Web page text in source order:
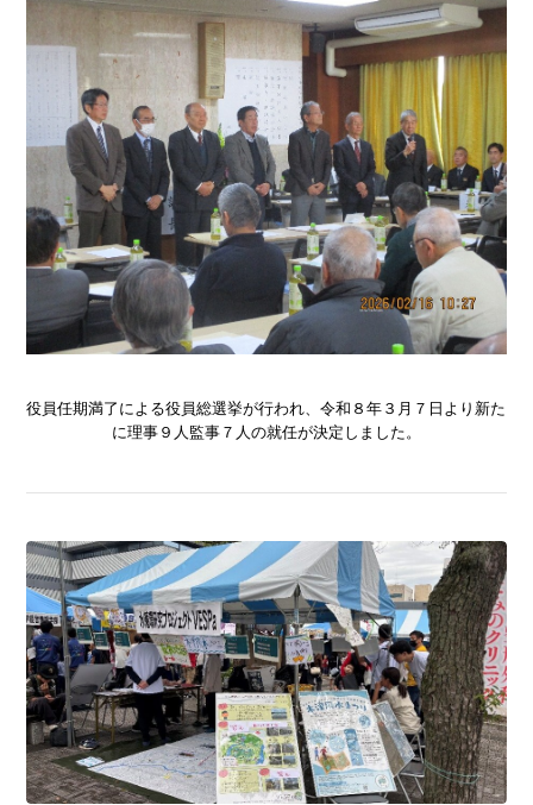
役員任期満了による役員総選挙が行われ、令和８年３月７日より新た
に理事９人監事７人の就任が決定しました。